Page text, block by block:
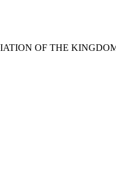
OF THE